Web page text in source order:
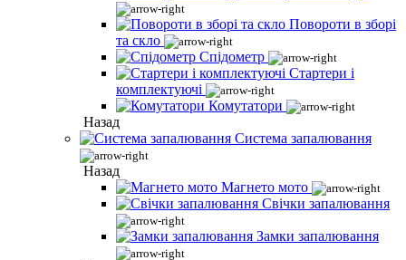
Повороти в зборі
та скло
Спідометр
Стартери і
комплектуючі
Комутатори
Назад
Система запалювання
Назад
Магнето мото
Свічки запалювання
Замки запалювання